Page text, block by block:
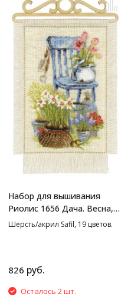
Набор для вышивания
Риолис 1656 Дача. Весна,
20*30 см
Шерсть/акрил Safil, 19 цветов.
826 руб.
Осталось 2 шт.